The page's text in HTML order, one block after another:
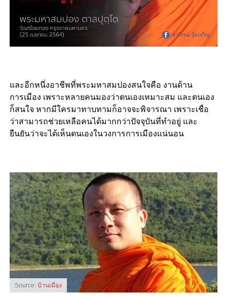
และอีกหนึ่งอาชีพที่พระมหาสมปองสนใจคือ งานด้าน
การเมือง เพราะหลายคนมองว่าตนเองเหมาะสม และตนเอง
ก็สนใจ หากมีใครมาทาบทามก็อาจจะพิจารณา เพราะเชื่อ
ว่าสามารถช่วยเหลือคนได้มากกว่าปัจจุบันที่ทำอยู่ และ
ยืนยันว่าจะได้เห็นตนเองในวงการการเมืองแน่นอน
Source: บ้านเมือง